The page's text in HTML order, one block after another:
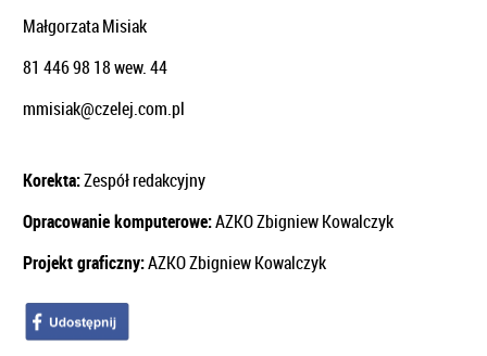
Małgorzata Misiak
81 446 98 18 wew. 44
mmisiak@czelej.com.pl
Korekta:Zespół redakcyjny
Opracowanie komputerowe:AZKO Zbigniew Kowalczyk
Projekt graficzny:AZKO Zbigniew Kowalczyk